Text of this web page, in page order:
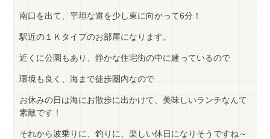
南口を出て、平坦な道を少し東に向かって6分！
駅近の１Ｋタイプのお部屋になります。
近くに公園もあり、静かな住宅街の中に建っているので
環境も良く、海まで徒歩圏内なので
お休みの日は海にお散歩に出かけて、美味しいランチなんて
素敵です！
それから波乗りに、釣りに、楽しい休日になりそうですね～